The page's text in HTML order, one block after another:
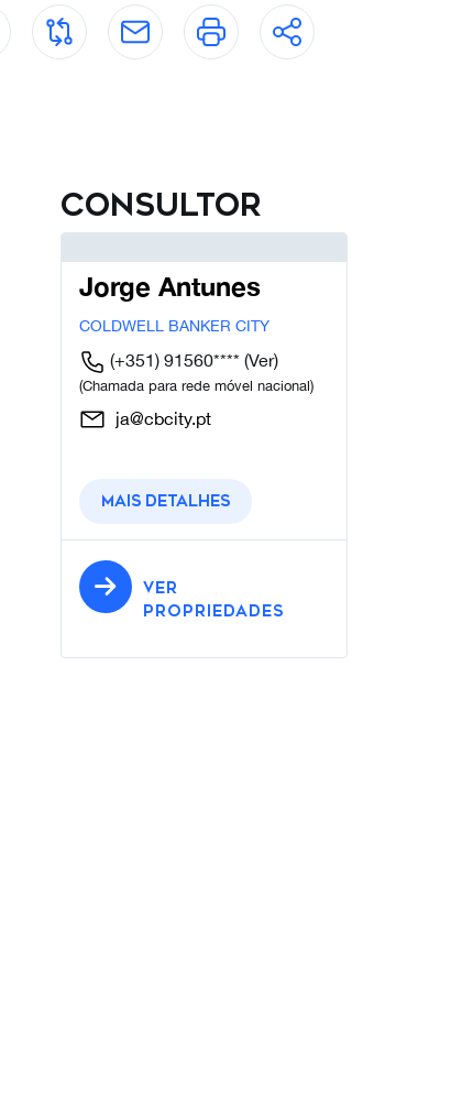
Consultor
Jorge Antunes
COLDWELL BANKER CITY
(+351) 91560**** (Ver)
(Chamada para rede móvel nacional)
ja@cbcity.pt
Mais detalhes
VER
PROPRIEDADES